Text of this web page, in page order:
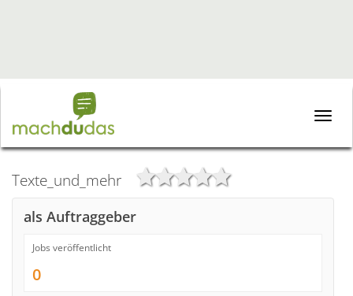
Toggle
Texte_und_mehr
als Auftraggeber
Jobs veröffentlicht
0